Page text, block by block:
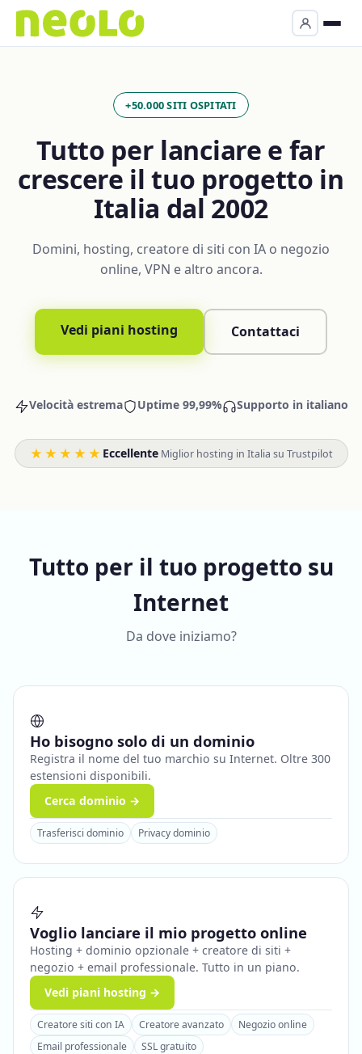
+50.000 SITI OSPITATI
Tutto per lanciare e far
crescere il tuo progetto in
Italia dal 2002
Domini, hosting, creatore di siti con IA o negozio
online, VPN e altro ancora.
Vedi piani hosting Contattaci
Velocità estrema Uptime 99,99% Supporto in italiano
★★★★★ Eccellente· Miglior hosting in Italia su Trustpilot
Tutto per il tuo progetto su
Internet
Da dove iniziamo?
Ho bisogno solo di un dominio
Registra il nome del tuo marchio su Internet. Oltre 300
estensioni disponibili.
Cerca dominio →
Trasferisci dominio Privacy dominio
Voglio lanciare il mio progetto online
Hosting + dominio opzionale + creatore di siti +
negozio + email professionale. Tutto in un piano.
Vedi piani hosting →
Creatore siti con IA Creatore avanzato
Negozio online
Email professionale
SSL gratuito